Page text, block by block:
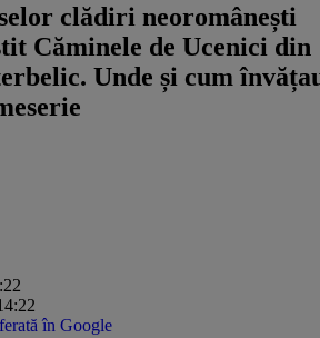
clădiri neoromânești
Căminele de Ucenici din
Unde și cum
în Google